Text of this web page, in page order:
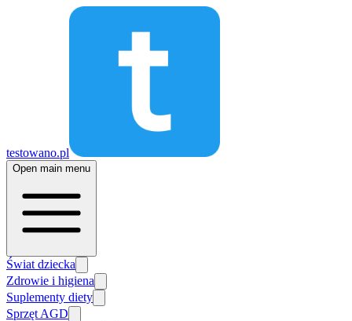
testowano.pl
Open main menu
Świat dziecka
Zdrowie i higiena
Suplementy diety
Sprzęt AGD